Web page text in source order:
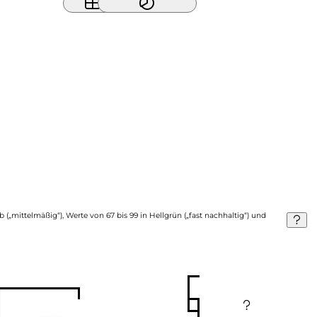
Werte von 67 bis 99 in Hellgrün („fast nachhaltig“) und